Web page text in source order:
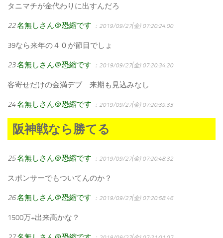
タニマチが金代わりに出すんだろ
22名無しさん＠恐縮です ：2019/09/27(金) 07:20:24.00
39なら来年の４０が節目でしょ
23名無しさん＠恐縮です ：2019/09/27(金) 07:20:34.20
客寄せだけの金満デブ 来期も見込みなし
24名無しさん＠恐縮です ：2019/09/27(金) 07:20:39.33
阪神戦なら勝てる
25名無しさん＠恐縮です ：2019/09/27(金) 07:20:48.32
スポンサーでもついてんのか？
26名無しさん＠恐縮です ：2019/09/27(金) 07:20:58.46
1500万+出来高かな？